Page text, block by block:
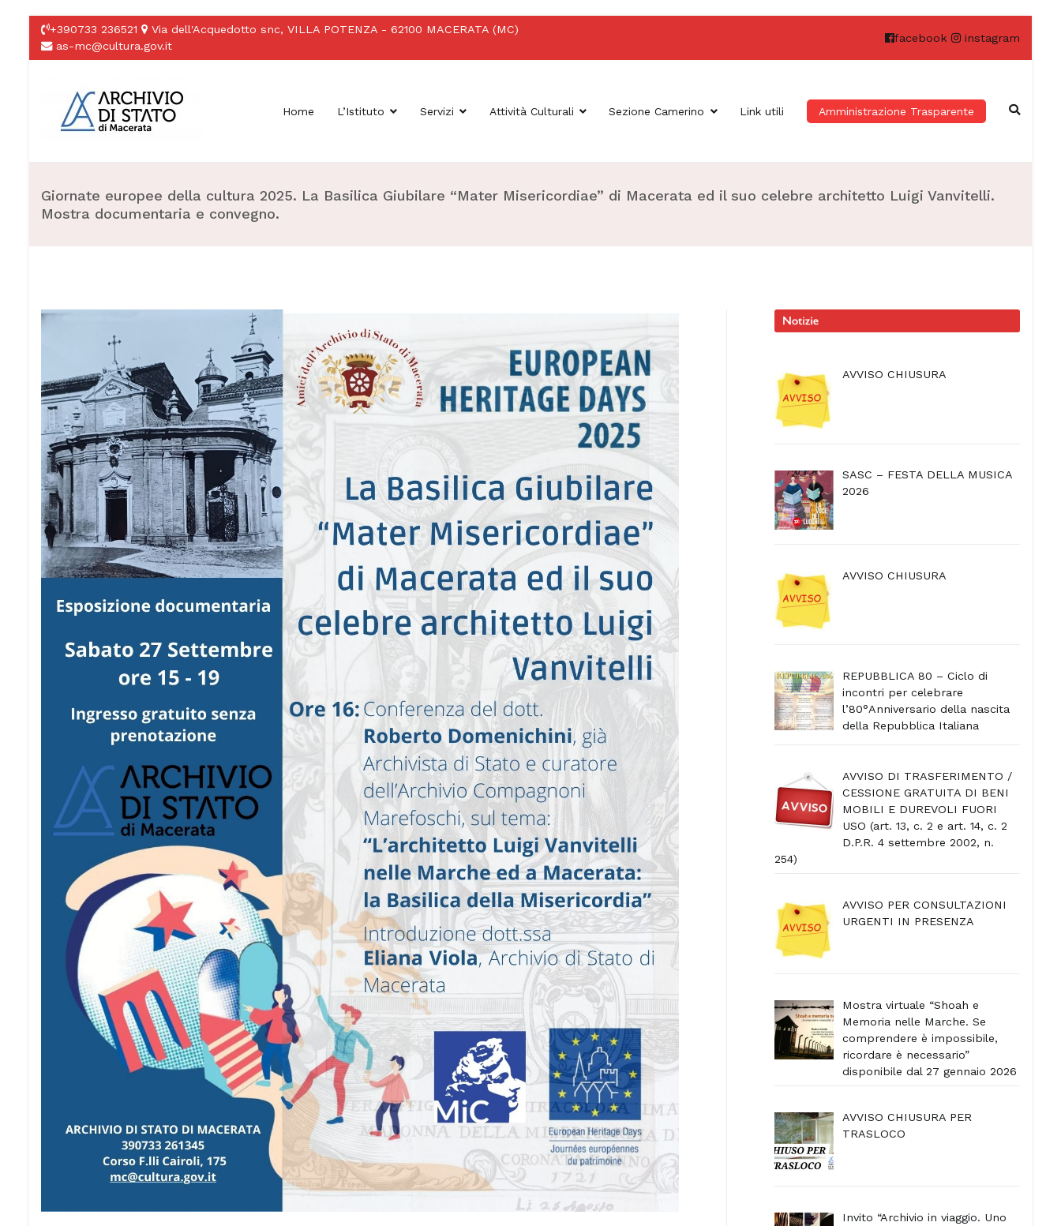
+390733 236521
Via dell'Acquedotto snc, VILLA POTENZA - 62100 MACERATA (MC)
as-mc@cultura.gov.it
facebook instagram
Home L’Istituto Servizi Attività Culturali Sezione Camerino Link utili Amministrazione Trasparente
Giornate europee della cultura 2025. La Basilica Giubilare “Mater Misericordiae” di Macerata ed il suo celebre architetto Luigi Vanvitelli.
Mostra documentaria e convegno.
AVVISO CHIUSURA
SASC – FESTA DELLA MUSICA
2026
AVVISO CHIUSURA
REPUBBLICA 80 – Ciclo di
incontri per celebrare
l’80°Anniversario della nascita
della Repubblica Italiana
AVVISO DI TRASFERIMENTO /
CESSIONE GRATUITA DI BENI
MOBILI E DUREVOLI FUORI
USO (art. 13, c. 2 e art. 14, c. 2
D.P.R. 4 settembre 2002, n.
254)
AVVISO PER CONSULTAZIONI
URGENTI IN PRESENZA
Mostra virtuale “Shoah e
Memoria nelle Marche. Se
comprendere è impossibile,
ricordare è necessario”
disponibile dal 27 gennaio 2026
AVVISO CHIUSURA PER
TRASLOCO
Invito “Archivio in viaggio. Uno